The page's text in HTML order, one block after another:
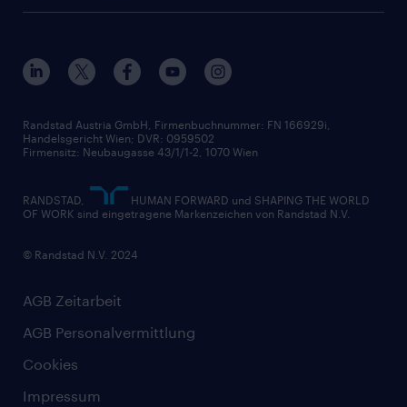
Unsere Historie
Nutzungsbestimmungen
Widerrufsformular
AGB Zeitarbeit
AGB Personalvermittlung
Cookies
Impressum
Randstad Austria GmbH, Firmenbuchnummer: FN 166929i,
Handelsgericht Wien; DVR: 0959502
Firmensitz: Neubaugasse 43/1/1-2, 1070 Wien
RANDSTAD,
HUMAN FORWARD und SHAPING THE WORLD
OF WORK sind eingetragene Markenzeichen von Randstad N.V.
© Randstad N.V. 2024